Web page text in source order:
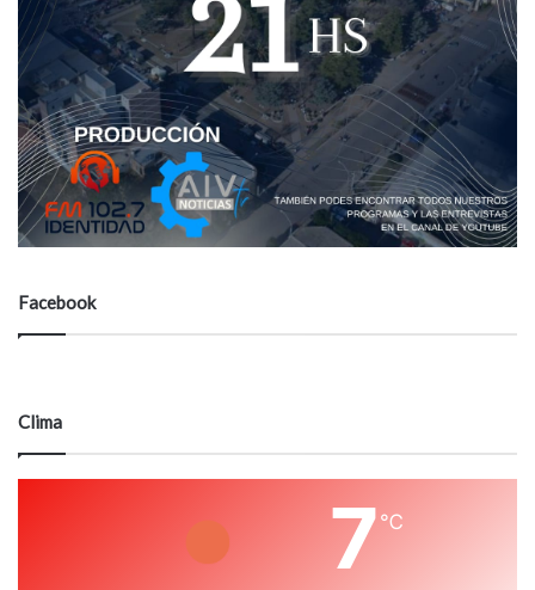
Facebook
Clima
7 ℃